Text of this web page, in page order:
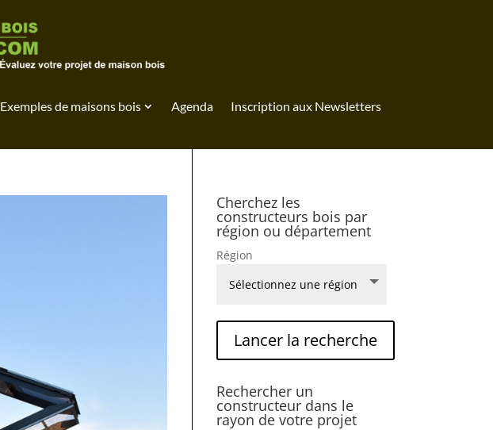
Exemples de maisons bois Agenda Inscription aux Newsletters
Cherchez les
constructeurs bois par
région ou département
Région
Rechercher un
constructeur dans le
rayon de votre projet